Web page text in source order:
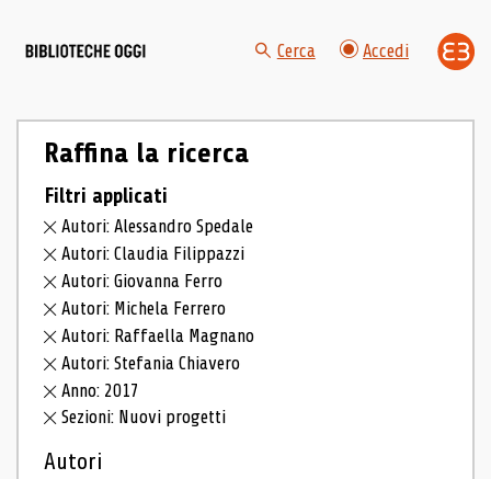
Cerca Accedi
Raffina la ricerca
Filtri applicati
Autori: Alessandro Spedale
Autori: Claudia Filippazzi
Autori: Giovanna Ferro
Autori: Michela Ferrero
Autori: Raffaella Magnano
Autori: Stefania Chiavero
Anno: 2017
Sezioni: Nuovi progetti
Autori